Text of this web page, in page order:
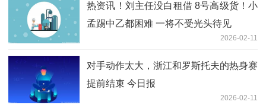
热资讯！刘主任没白租借 8号高级货！小
孟踢中乙都困难 一将不受光头待见
2026-02-11
对手动作太大，浙江和罗斯托夫的热身赛
提前结束 今日报
2026-02-11